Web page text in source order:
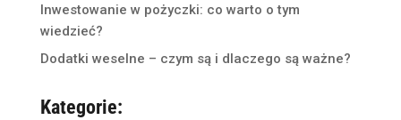
Inwestowanie w pożyczki: co warto o tym
wiedzieć?
Dodatki weselne – czym są i dlaczego są ważne?
Kategorie: